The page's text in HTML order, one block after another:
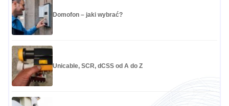
Domofon – jaki wybrać?
Unicable, SCR, dCSS od A do Z